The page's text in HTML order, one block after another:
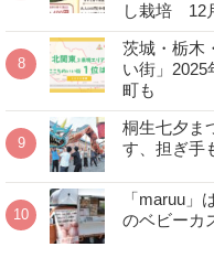
し栽培 12
茨城・栃木
い街」
町も
桐生七夕ま
す、担ぎ手
「maruu」
のベビーカ